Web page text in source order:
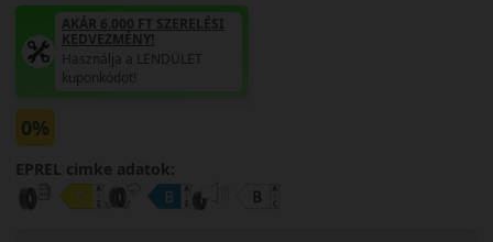
AKÁR 6.000 FT SZERELÉSI
KEDVEZMÉNY!
Használja a LENDÜLET
kuponkódot!
0%
EPREL cimke adatok: